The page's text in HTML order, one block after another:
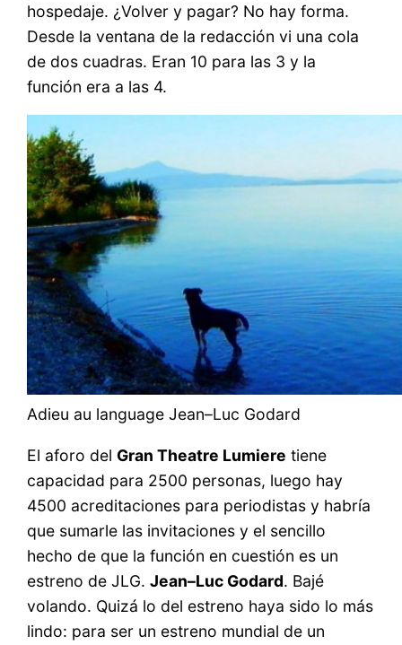
hospedaje. ¿Volver y pagar? No hay forma.
Desde la ventana de la redacción vi una cola
de dos cuadras. Eran 10 para las 3 y la
función era a las 4.
Adieu au language Jean–Luc Godard
El aforo del Gran Theatre Lumiere tiene
capacidad para 2500 personas, luego hay
4500 acreditaciones para periodistas y habría
que sumarle las invitaciones y el sencillo
hecho de que la función en cuestión es un
estreno de JLG.Jean–Luc Godard. Bajé
volando. Quizá lo del estreno haya sido lo más
lindo: para ser un estreno mundial de un